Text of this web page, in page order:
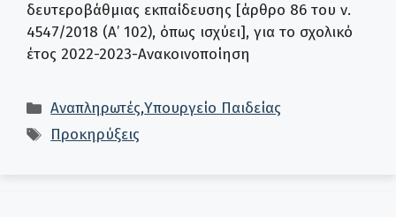
δευτεροβάθμιας εκπαίδευσης [άρθρο 86 του ν.
4547/2018 (Α’ 102), όπως ισχύει], για το σχολικό
έτος 2022-2023-Ανακοινοποίηση
Κατηγορίες
Αναπληρωτές,Υπουργείο Παιδείας
Ετικέτες
Προκηρύξεις